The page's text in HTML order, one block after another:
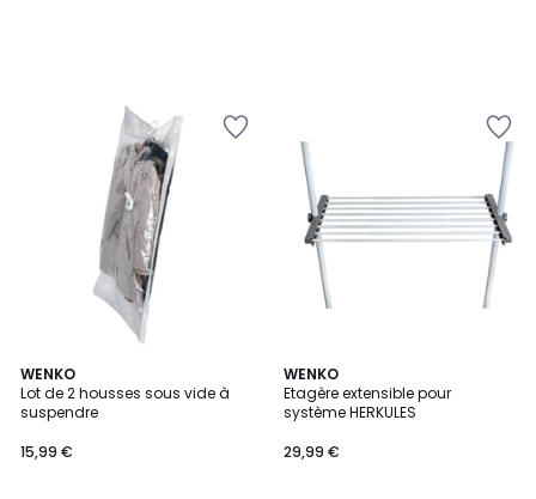
WENKO
Lot de 2 housses sous vide à
suspendre
15,99 €
WENKO
Etagère extensible pour
système HERKULES
29,99 €
2
Couleurs